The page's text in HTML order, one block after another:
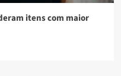
itens com maior